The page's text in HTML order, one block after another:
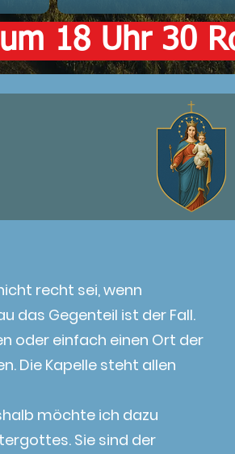
18 Uhr 30
recht sei, wenn
das Gegenteil ist der Fall.
oder einfach einen Ort der
Die Kapelle steht allen
möchte ich dazu
Sie sind der